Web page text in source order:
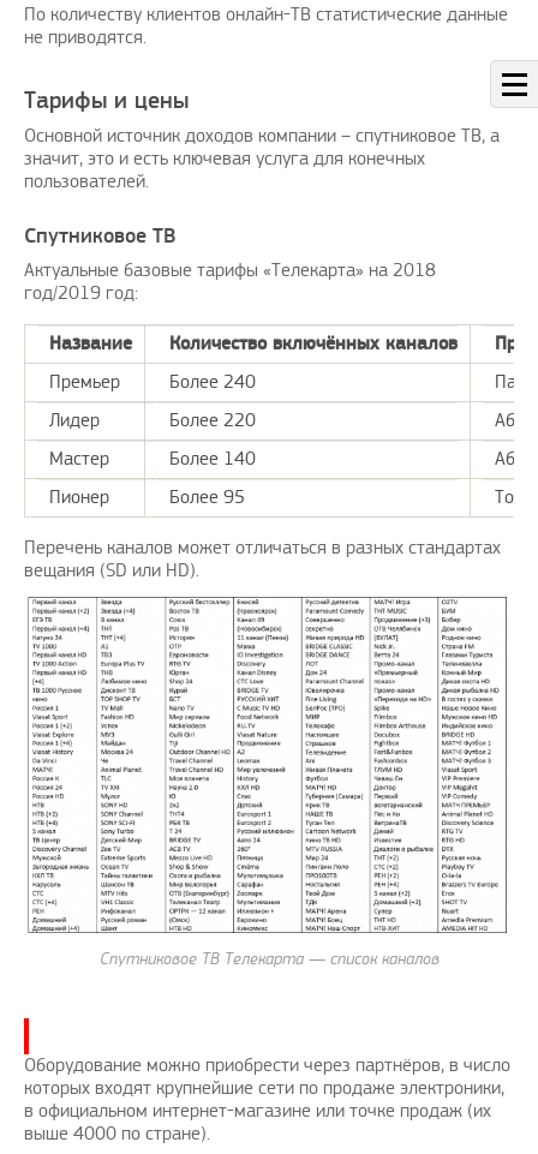
По количеству клиентов онлайн-ТВ статистические данные
не приводятся.
Тарифы и цены
Основной источник доходов компании – спутниковое ТВ, а
значит, это и есть ключевая услуга для конечных
пользователей.
Спутниковое ТВ
Актуальные базовые тарифы «Телекарта» на 2018
год/2019 год:
Название Количество включённых каналов
Премьер
Более 240
Лидер
Более 220
Мастер
Более 140
Пионер
Более 95
Перечень каналов может отличаться в разных стандартах
вещания (SD или HD).
Спутниковое ТВ Телекарта — список каналов
Оборудование можно приобрести через партнёров, в число
которых входят крупнейшие сети по продаже электроники,
в официальном интернет-магазине или точке продаж (их
выше 4000 по стране).